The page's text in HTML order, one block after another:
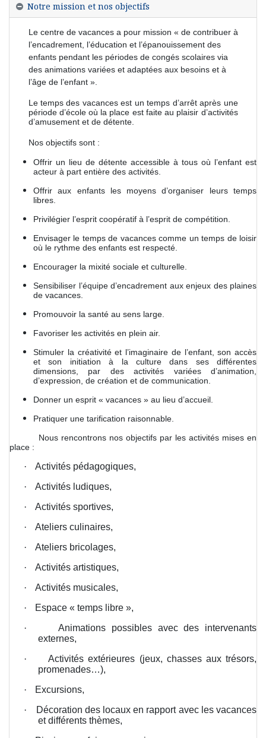
Notre mission et nos objectifs
Le centre de vacances a pour mission « de contribuer à
l’encadrement, l’éducation et l’épanouissement des
enfants pendant les périodes de congés scolaires via
des animations variées et adaptées aux besoins et à
l’âge de l’enfant ».
Le temps des vacances est un temps d’arrêt après une
période d’école où la place est faite au plaisir d’activités
d’amusement et de détente.
Nos objectifs sont :
Offrir un lieu de détente accessible à tous où l’enfant est
acteur à part entière des activités.
Offrir aux enfants les moyens d’organiser leurs temps
libres.
Privilégier l’esprit coopératif à l’esprit de compétition.
Envisager le temps de vacances comme un temps de loisir
où le rythme des enfants est respecté.
Encourager la mixité sociale et culturelle.
Sensibiliser l’équipe d’encadrement aux enjeux des plaines
de vacances.
Promouvoir la santé au sens large.
Favoriser les activités en plein air.
Stimuler la créativité et l’imaginaire de l’enfant, son accès
et son initiation à la culture dans ses différentes
dimensions, par des activités variées d’animation,
d’expression, de création et de communication.
Donner un esprit « vacances » au lieu d’accueil.
Pratiquer une tarification raisonnable.
Nous rencontrons nos objectifs par les activités mises en
place :
·
Activités pédagogiques,
·
Activités ludiques,
·
Activités sportives,
·
Ateliers culinaires,
·
Ateliers bricolages,
·
Activités artistiques,
·
Activités musicales,
·
Espace « temps libre »,
·
Animations possibles avec des intervenants
externes,
·
Activités extérieures (jeux, chasses aux trésors,
promenades…),
·
Excursions,
·
Décoration des locaux en rapport avec les vacances
et différents thèmes,